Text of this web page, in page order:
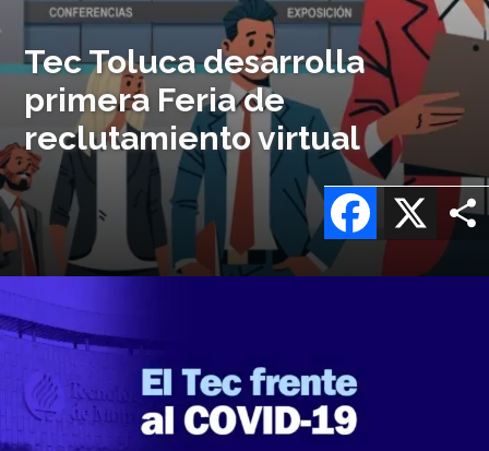
Tec Toluca desarrolla
primera Feria de
reclutamiento virtual
X
Facebook
o
logo